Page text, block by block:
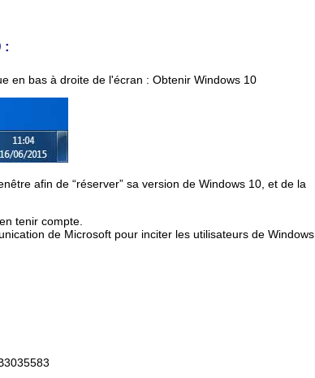
:
en bas à droite de l'écran : Obtenir Windows 10
afin de “réserver” sa version de Windows 10, et de la
tenir compte.
de Microsoft pour inciter les utilisateurs de Windows